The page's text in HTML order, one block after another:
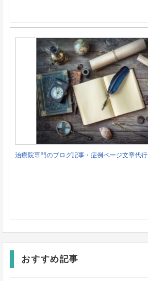
治療院専門のブログ記事・症例ページ文章代行
おすすめ記事